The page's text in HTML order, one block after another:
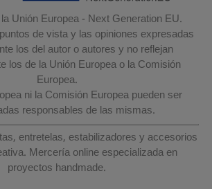
Unión Europea - Next Generation EU.
de vista y las opiniones expresadas
los del autor o autores y no reflejan
los de la Unión Europea o la Comisión
Europea.
ni la Comisión Europea pueden ser
responsables de las mismas.
entretelas, estabilizadores y accesorios
Mercería online especializada en
proyectos handmade.